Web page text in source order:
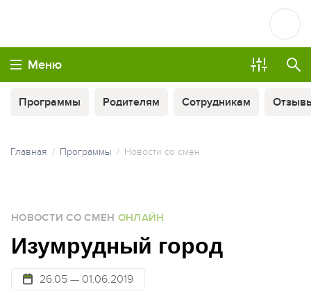
Меню
Программы Родителям Сотрудникам
Главная Программы Новости со смен
ОПЛАТА ТУРА ЧАСТЯМИ
НОВОСТИ СО СМЕН ОНЛАЙН
Изумрудный город
26.05 — 01.06.2019